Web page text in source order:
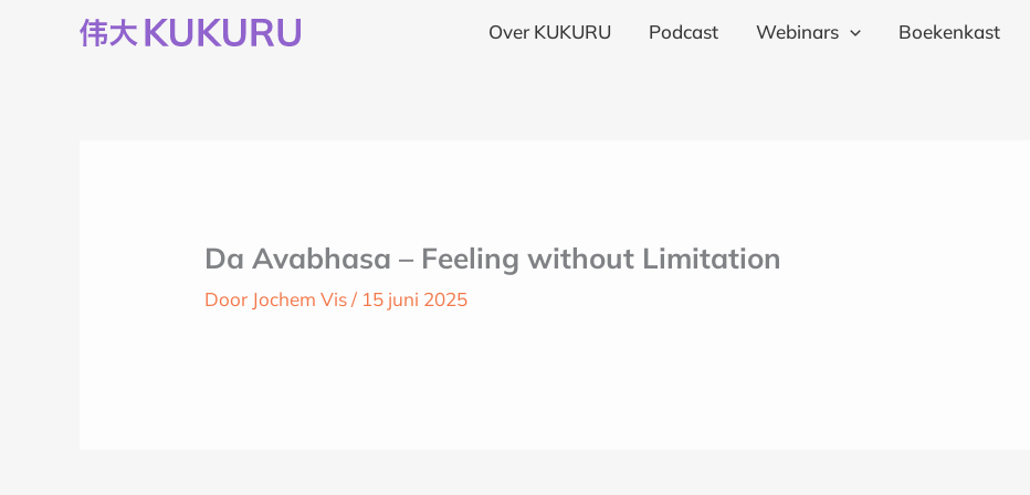
Over KUKURU Podcast Webinars Boekenkast
Da Avabhasa – Feeling without Limitation
Door Jochem Vis/ 15 juni 2025